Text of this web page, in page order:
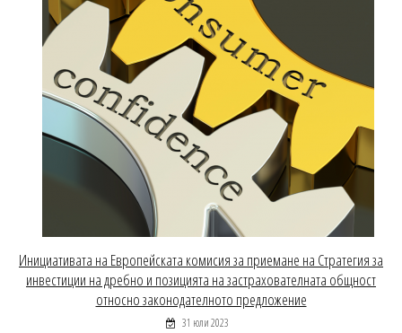
Инициативата на Европейската комисия за приемане на Стратегия за
инвестиции на дребно и позицията на застрахователната общност
относно законодателното предложение
31 юли 2023